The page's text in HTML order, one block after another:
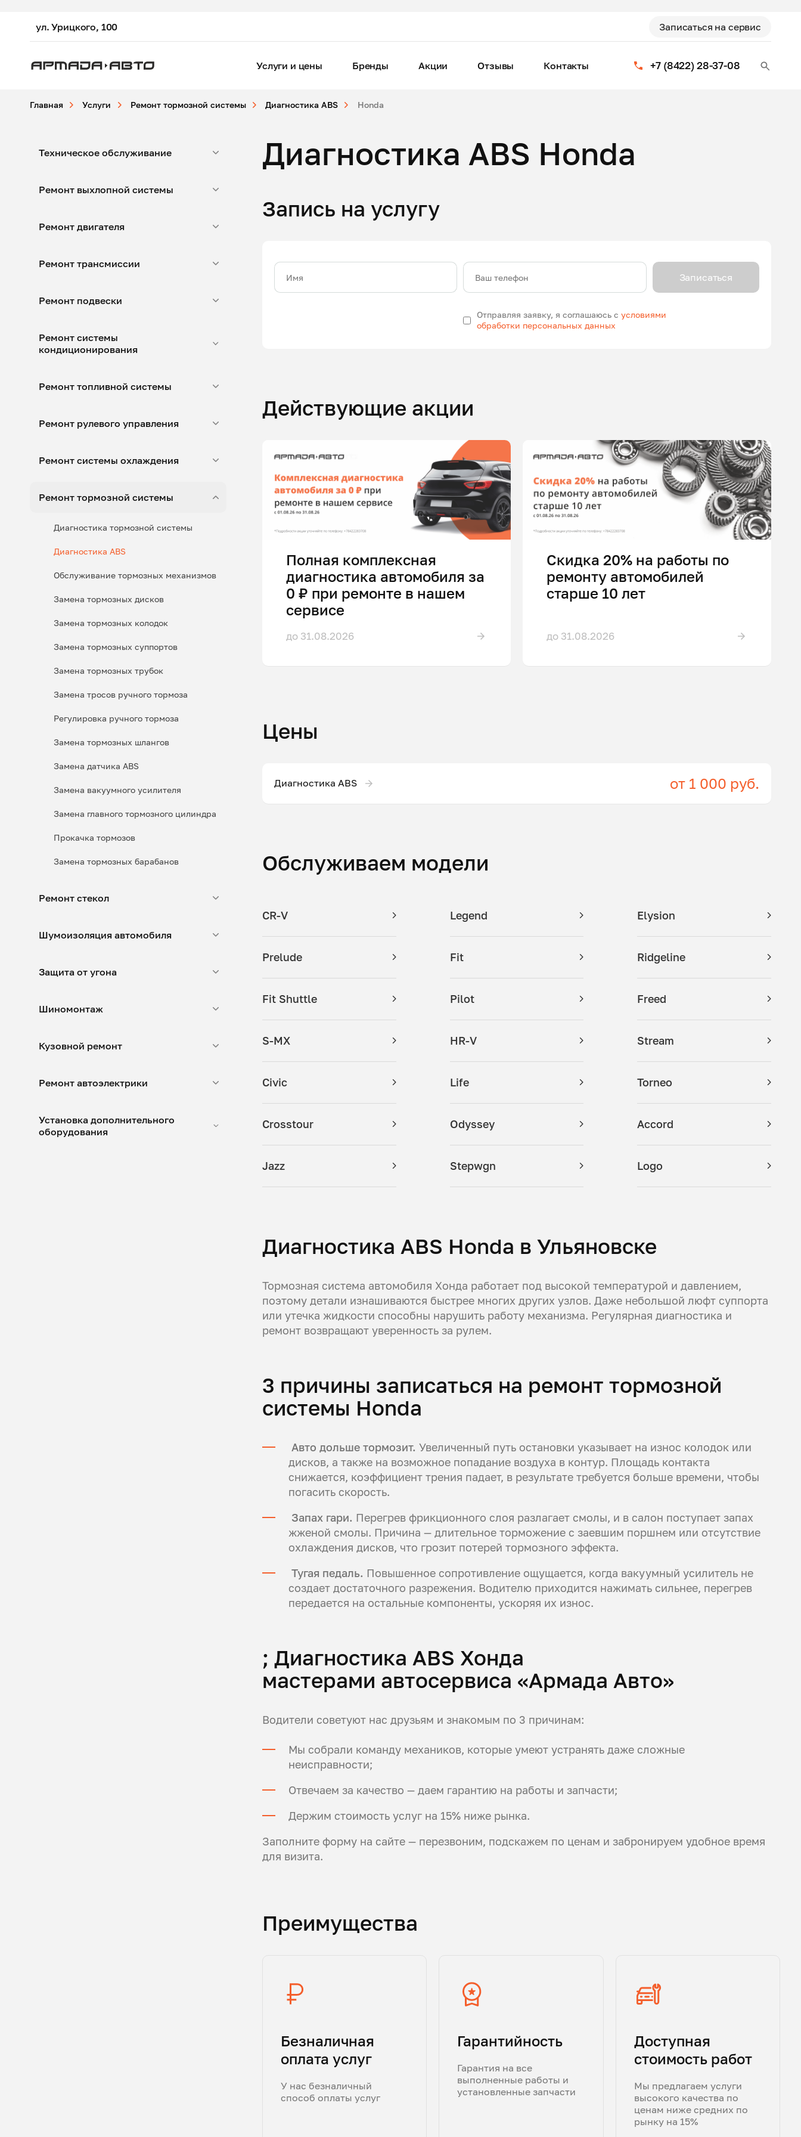
ул. Урицкого, 100 Записаться на сервис
+7 (8422) 28-37-08
Услуги и цены Бренды Акции Отзывы Контакты
Главная Услуги Ремонт тормозной системы Диагностика ABS Honda
Техническое обслуживание
Ремонт выхлопной системы
Ремонт двигателя
Ремонт трансмиссии
Ремонт подвески
Ремонт системы
кондиционирования
Ремонт топливной системы
Ремонт рулевого управления
Ремонт системы охлаждения
Ремонт тормозной системы
Диагностика тормозной системы
Диагностика ABS
Обслуживание тормозных механизмов
Замена тормозных дисков
Замена тормозных колодок
Замена тормозных суппортов
Замена тормозных трубок
Замена тросов ручного тормоза
Регулировка ручного тормоза
Замена тормозных шлангов
Замена датчика ABS
Замена вакуумного усилителя
Замена главного тормозного цилиндра
Прокачка тормозов
Замена тормозных барабанов
Ремонт стекол
Шумоизоляция автомобиля
Защита от угона
Шиномонтаж
Кузовной ремонт
Ремонт автоэлектрики
Установка дополнительного
оборудования
Диагностика ABS Honda
Запись на услугу
Имя Ваш телефон
Отправляя заявку, я соглашаюсь сусловиями
обработки персональных данных
Записаться
Действующие акции
Полная комплексная
диагностика автомобиля за
0 ₽ при ремонте в нашем
сервисе
до 31.08.2026
Скидка 20% на работы по
ремонту автомобилей
старше 10 лет
до 31.08.2026
Цены
Диагностика ABS от 1 000 руб.
Обслуживаем модели
CR-V Legend Elysion
Prelude Fit Ridgeline
Fit Shuttle Pilot Freed
S-MX HR-V Stream
Civic Life Torneo
Crosstour Odyssey Accord
Jazz Stepwgn Logo
Диагностика ABS Honda в Ульяновске
Тормозная система автомобиля Хонда работает под высокой температурой и давлением,
поэтому детали изнашиваются быстрее многих других узлов. Даже небольшой люфт суппорта
или утечка жидкости способны нарушить работу механизма. Регулярная диагностика и
ремонт возвращают уверенность за рулем.
3 причины записаться на ремонт тормозной
системы Honda
Авто дольше тормозит. Увеличенный путь остановки указывает на износ колодок или
дисков, а также на возможное попадание воздуха в контур. Площадь контакта
снижается, коэффициент трения падает, в результате требуется больше времени, чтобы
погасить скорость.
Запах гари. Перегрев фрикционного слоя разлагает смолы, и в салон поступает запах
жженой смолы. Причина — длительное торможение с заевшим поршнем или отсутствие
охлаждения дисков, что грозит потерей тормозного эффекта.
Тугая педаль. Повышенное сопротивление ощущается, когда вакуумный усилитель не
создает достаточного разрежения. Водителю приходится нажимать сильнее, перегрев
передается на остальные компоненты, ускоряя их износ.
; Диагностика ABS Хонда
мастерами автосервиса «Армада Авто»
Водители советуют нас друзьям и знакомым по 3 причинам:
Мы собрали команду механиков, которые умеют устранять даже сложные
неисправности;
Отвечаем за качество — даем гарантию на работы и запчасти;
Держим стоимость услуг на 15% ниже рынка.
Заполните форму на сайте — перезвоним, подскажем по ценам и забронируем удобное время
для визита.
Преимущества
Безналичная
оплата услуг
У нас безналичный
способ оплаты услуг
Гарантийность
Гарантия на все
выполненные работы и
установленные запчасти
Доступная
стоимость работ
Мы предлагаем услуги
высокого качества по
ценам ниже средних по
рынку на 15%